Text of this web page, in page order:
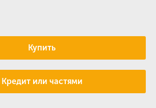
Купить
Кредит или частями